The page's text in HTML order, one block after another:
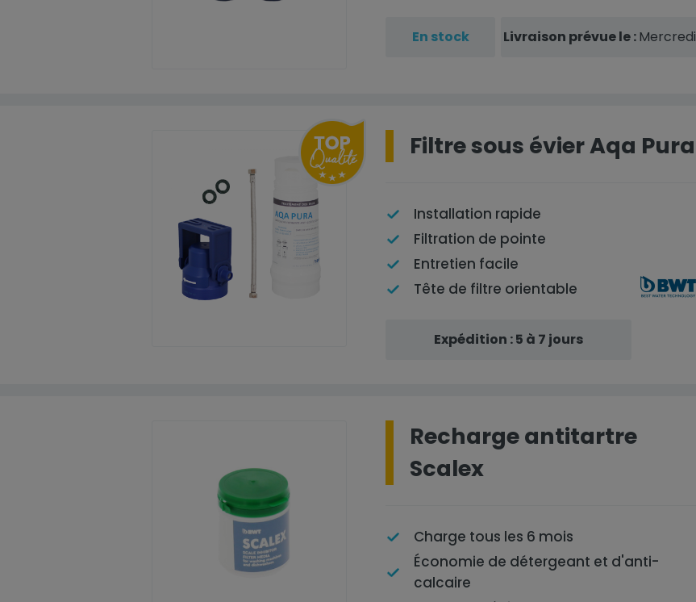
En stock Livraison prévue le :
Filtre sous évier Aqa Pura
Installation rapide
Filtration de pointe
Entretien facile
Tête de filtre orientable
Expédition : 5 à 7 jours
Recharge antitartre
Scalex
Charge tous les 6 mois
Économie de détergeant et d'anti-
calcaire